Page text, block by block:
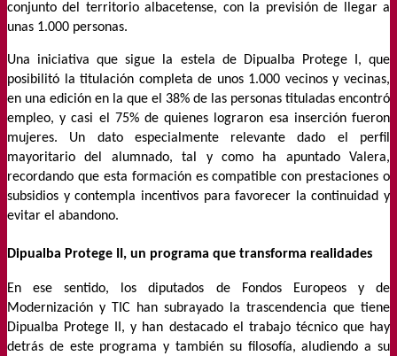
conjunto del territorio albacetense, con la previsión de llegar a
unas 1.000 personas.
Una iniciativa que sigue la estela de Dipualba Protege I, que
posibilitó la titulación completa de unos 1.000 vecinos y vecinas,
en una edición en la que el 38% de las personas tituladas encontró
empleo, y casi el 75% de quienes lograron esa inserción fueron
mujeres. Un dato especialmente relevante dado el perfil
mayoritario del alumnado, tal y como ha apuntado Valera,
recordando que esta formación es compatible con prestaciones o
subsidios y contempla incentivos para favorecer la continuidad y
evitar el abandono.
Dipualba Protege II, un programa que transforma realidades
En ese sentido, los diputados de Fondos Europeos y de
Modernización y TIC han subrayado la trascendencia que tiene
Dipualba Protege II, y han destacado el trabajo técnico que hay
detrás de este programa y también su filosofía, aludiendo a su